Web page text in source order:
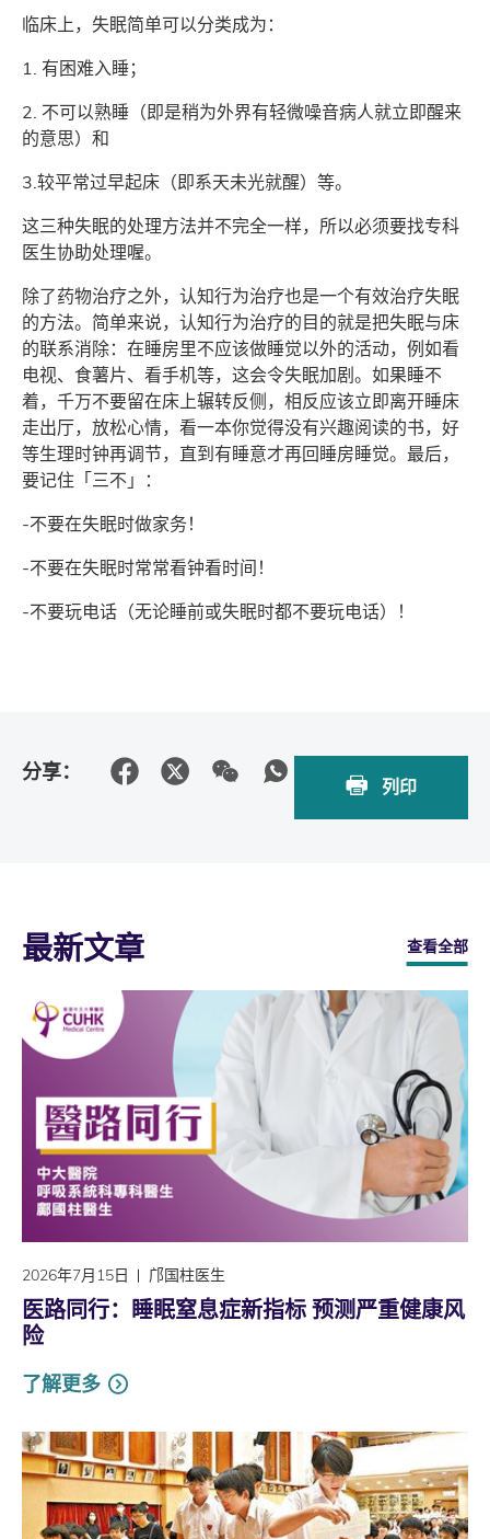
临床上，失眠简单可以分类成为：
1. 有困难入睡；
2. 不可以熟睡（即是稍为外界有轻微噪音病人就立即醒来
的意思）和
3.较平常过早起床（即系天未光就醒）等。
这三种失眠的处理方法并不完全一样，所以必须要找专科
医生协助处理喔。
除了药物治疗之外，认知行为治疗也是一个有效治疗失眠
的方法。简单来说，认知行为治疗的目的就是把失眠与床
的联系消除：在睡房里不应该做睡觉以外的活动，例如看
电视、食薯片、看手机等，这会令失眠加剧。如果睡不
着，千万不要留在床上辗转反侧，相反应该立即离开睡床
走出厅，放松心情，看一本你觉得没有兴趣阅读的书，好
等生理时钟再调节，直到有睡意才再回睡房睡觉。最后，
要记住「三不」：
-不要在失眠时做家务！
-不要在失眠时常常看钟看时间！
-不要玩电话（无论睡前或失眠时都不要玩电话）！
分享：
列印
最新文章 查看全部
2026年7月15日 邝国柱医生
医路同行：睡眠窒息症新指标 预测严重健康风
险
了解更多